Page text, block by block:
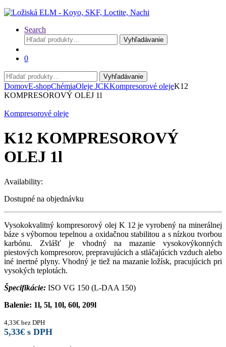
Search
Hľadať:
Vyhľadávanie
0
Hľadať:
Vyhľadávanie
DomovE-shopChémiaOleje JCKKompresorové olejeK12
KOMPRESOROVÝ OLEJ 1l
Kompresorové oleje
K12 KOMPRESOROVÝ
OLEJ 1l
Availability:
Dostupné na objednávku
Vysokokvalitný kompresorový olej K 12 je vyrobený na minerálnej
báze s výbornou tepelnou a oxidačnou stabilitou a s nízkou tvorbou
karbónu. Zvlášť je vhodný na mazanie vysokovýkonných
piestových kompresorov, prepravujúcich a stláčajúcich vzduch alebo
iné inertné plyny. Vhodný je tiež na mazanie ložísk, pracujúcich pri
vysokých teplotách.
Špecifikácie: ISO VG 150 (L-DAA 150)
Balenie: 1l, 5l, 10l, 60l, 209l
4,33€ bez DPH
5,33€ s DPH